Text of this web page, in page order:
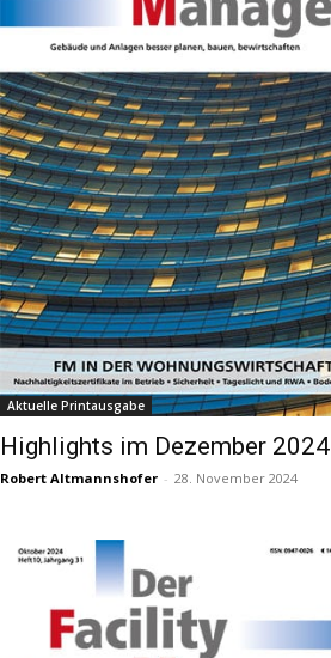
Aktuelle Printausgabe
Highlights im Dezember 2024
Robert Altmannshofer - 28. November 2024